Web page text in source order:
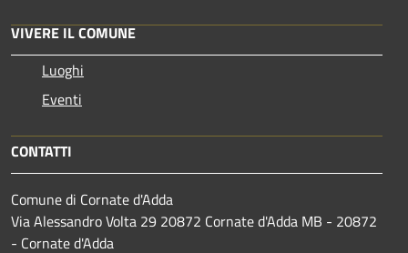
VIVERE IL COMUNE
Luoghi
Eventi
CONTATTI
Comune di Cornate d'Adda
Via Alessandro Volta 29 20872 Cornate d'Adda MB - 20872
- Cornate d'Adda